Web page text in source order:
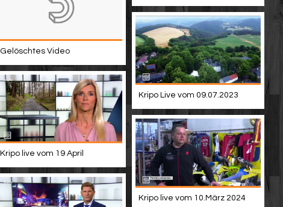
Gelöschtes Video
Kripo Live vom 09.07.2023
Kripo live vom 19 April
Kripo live vom 10.März 2024